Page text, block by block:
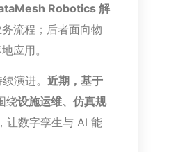
Robotics 解
流程；后者面向物
应用。
演进。 近期， 基于
绕设施运维、仿真规
让数字孪生与 AI 能